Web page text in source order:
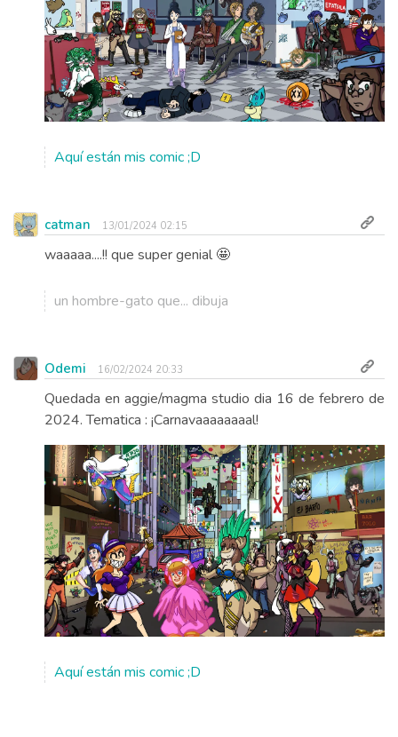
Aquí están mis comic ;D
catman 13/01/2024 02:15
waaaaa....!! que super genial 🤩
un hombre-gato que... dibuja
Odemi 16/02/2024 20:33
Quedada en aggie/magma studio dia 16 de febrero de
2024. Tematica : ¡Carnavaaaaaaaal!
Aquí están mis comic ;D